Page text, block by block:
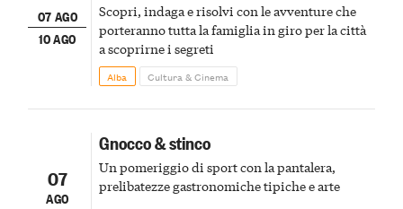
07 AGO
10 AGO
Scopri, indaga e risolvi con le avventure che
porteranno tutta la famiglia in giro per la città
a scoprirne i segreti
Alba Cultura & Cinema
07
AGO
Gnocco & stinco
Un pomeriggio di sport con la pantalera,
prelibatezze gastronomiche tipiche e arte